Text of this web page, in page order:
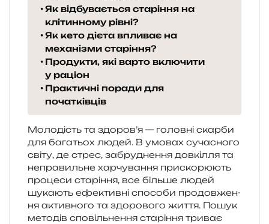
Як відбувається старіння на
клітинному рівні?
Як кето дієта впливає на
механізми старіння?
Продукти, які варто включити
у раціон
Практичні поради для
початківців
Молодість та здо­ро­в’я — голов­ні скар­би
для бага­тьох людей. В умо­вах суча­сно­го
світу, де стрес, забру­дне­н­ня дов­кі­л­ля та
непра­виль­не хар­чу­ва­н­ня при­ско­рю­ють
про­це­си ста­рі­н­ня, все біль­ше людей
шука­ють ефе­ктив­ні спосо­би про­дов­же­н­
ня актив­но­го та здо­ро­во­го життя. Пошук
мето­дів спо­віль­не­н­ня ста­рі­н­ня три­ває